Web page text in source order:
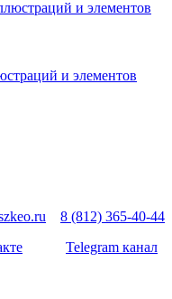
и элементов
8 (812) 365-40-44
Telegram канал